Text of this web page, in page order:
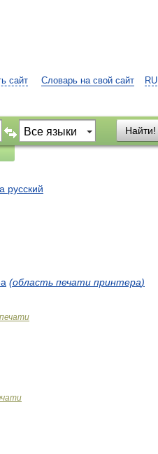
RU
сайт Словарь на свой сайт
Найти!
русский
(область печати принтера)
печати